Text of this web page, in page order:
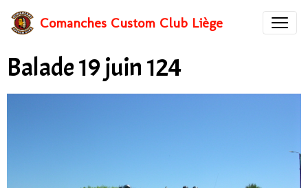
Comanches Custom Club Liège
Balade 19 juin 124